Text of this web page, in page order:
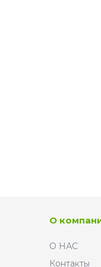
О
О НАС
Контакты